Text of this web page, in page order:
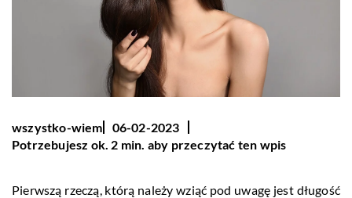
wszystko-wiem
06-02-2023
Potrzebujesz ok. 2 min. aby przeczytać ten wpis
Pierwszą rzeczą, którą należy wziąć pod uwagę jest długość